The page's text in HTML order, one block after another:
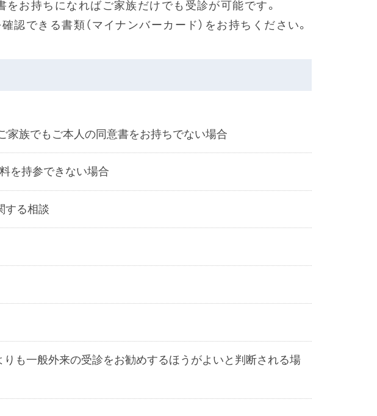
お持ちになればご家族だけでも受診が可能です。
認できる書類（マイナンバーカード）をお持ちください。
家族でもご本人の同意書をお持ちでない場合
を持参できない場合
する相談
も一般外来の受診をお勧めするほうがよいと判断される場